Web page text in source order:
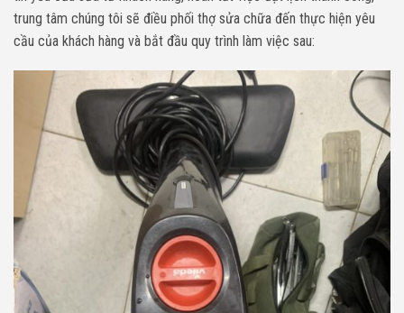
trung tâm chúng tôi sẽ điều phối thợ sửa chữa đến thực hiện yêu
cầu của khách hàng và bắt đầu quy trình làm việc sau: